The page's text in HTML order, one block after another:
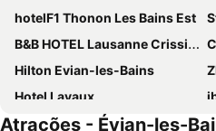
hotelF1 Thonon Les Bains Est
B&B HOTEL Lausanne Crissier
Hilton Evian-les-Bains
Hotel Lavaux
Aquatis Hotel
Atrações - Évian-les-